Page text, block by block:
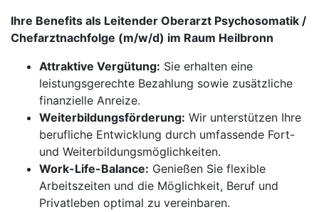
Ihre Benefits als Leitender Oberarzt Psychosomatik /
Chefarztnachfolge (m/w/d) im Raum Heilbronn
Attraktive Vergütung: Sie erhalten eine
leistungsgerechte Bezahlung sowie zusätzliche
finanzielle Anreize.
Weiterbildungsförderung: Wir unterstützen Ihre
berufliche Entwicklung durch umfassende Fort-
und Weiterbildungsmöglichkeiten.
Work-Life-Balance: Genießen Sie flexible
Arbeitszeiten und die Möglichkeit, Beruf und
Privatleben optimal zu vereinbaren.